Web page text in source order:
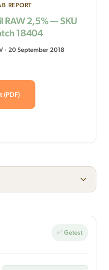
REPORT
RAW 2,5% — SKU
18404
· 20 September 2018
(PDF)
✅ Getest